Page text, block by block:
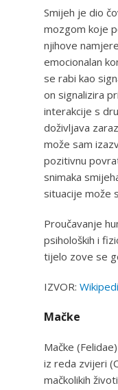
Smijeh je dio
mozgom koje
njihove
emocionalan
se rabi kao
on signalizira
interakcije s
doživljava
može sam
pozitivnu
snimaka
situacije može
Proučavanje
psiholoških i
tijelo zove se
IZVOR:
Mačke
Mačke
iz reda zvijeri
mačkolikih